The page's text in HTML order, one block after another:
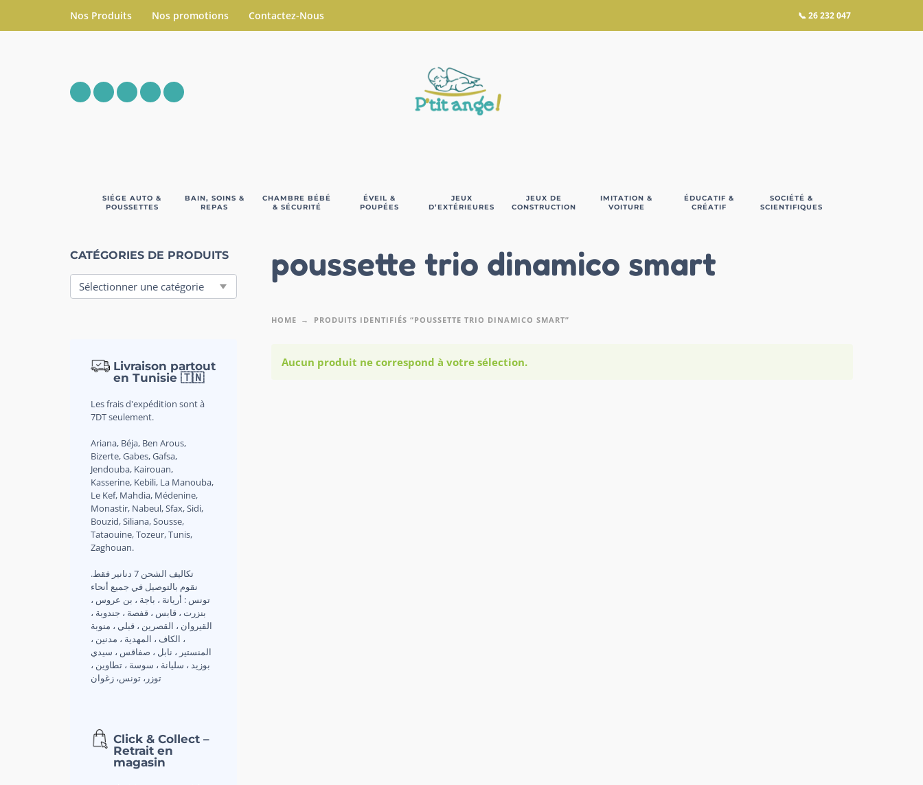
Nos Produits Nos promotions Contactez-Nous 📞 26 232 047
SIÉGE AUTO &
POUSSETTES
BAIN, SOINS &
REPAS
CHAMBRE BÉBÉ
& SÉCURITÉ
ÉVEIL &
POUPÉES
JEUX
D’EXTÉRIEURES
JEUX DE
CONSTRUCTION
IMITATION &
VOITURE
ÉDUCATIF &
CRÉATIF
SOCIÉTÉ &
SCIENTIFIQUES
CATÉGORIES DE PRODUITS
Livraison partout
en Tunisie 🇹🇳
Les frais d'expédition sont à
7DT seulement.
Ariana, Béja, Ben Arous,
Bizerte, Gabes, Gafsa,
Jendouba, Kairouan,
Kasserine, Kebili, La Manouba,
Le Kef, Mahdia, Médenine,
Monastir, Nabeul, Sfax, Sidi,
Bouzid, Siliana, Sousse,
Tataouine, Tozeur, Tunis,
Zaghouan.
.تكاليف الشحن 7 دنانير فقط
نقوم بالتوصيل في جميع أنحاء
تونس : أريانة ، باجة ، بن عروس ،
بنزرت ، قابس ، قفصة ، جندوبة ،
القيروان ، القصرين ، قبلي ، منوبة
، الكاف ، المهدية ، مدنين ،
المنستير ، نابل ، صفاقس ، سيدي
بوزيد ، سليانة ، سوسة ، تطاوين ،
توزر، تونس، زغوان
Click & Collect –
Retrait en
magasin
poussette trio dinamico smart
HOME PRODUITS IDENTIFIÉS “POUSSETTE TRIO DINAMICO SMART”
Aucun produit ne correspond à votre sélection.